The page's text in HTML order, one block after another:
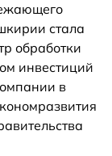
стала
обработки
инвестиций
в